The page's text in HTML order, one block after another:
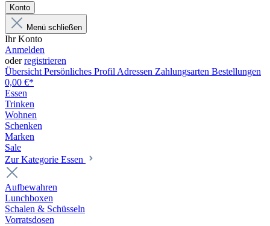
Konto
Menü schließen
Ihr Konto
Anmelden
oderregistrieren
Übersicht Persönliches Profil Adressen Zahlungsarten Bestellungen
0,00 €*
Essen
Trinken
Wohnen
Schenken
Marken
Sale
Zur Kategorie Essen
Aufbewahren
Lunchboxen
Schalen & Schüsseln
Vorratsdosen